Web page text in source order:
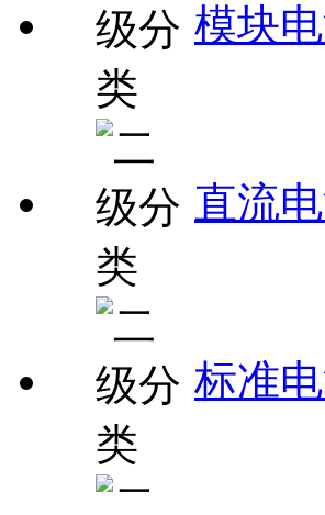
模块
直流
标准